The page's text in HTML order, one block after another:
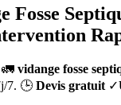
Fosse
🚛 vidange fosse
7. 🕒 Devis gratuit ✓